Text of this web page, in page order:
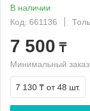
В наличии
Код: 661136
7 500 ₸
Минимальный
7 130 ₸ от 48 шт.